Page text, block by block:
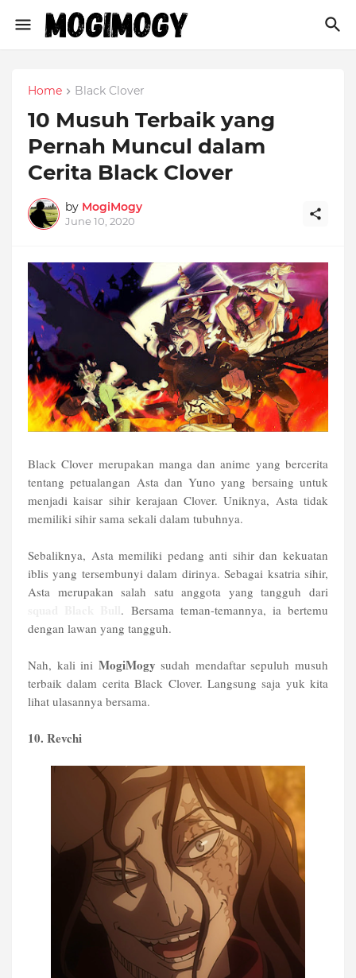
Home Black Clover
10 Musuh Terbaik yang
Pernah Muncul dalam
Cerita Black Clover
by MogiMogy
June 10, 2020
Black Clover merupakan manga dan anime yang bercerita
tentang petualangan Asta dan Yuno yang bersaing untuk
menjadi kaisar sihir kerajaan Clover. Uniknya, Asta tidak
memiliki sihir sama sekali dalam tubuhnya.
Sebaliknya, Asta memiliki pedang anti sihir dan kekuatan
iblis yang tersembunyi dalam dirinya. Sebagai ksatria sihir,
Asta merupakan salah satu anggota yang tangguh dari
. Bersama teman-temannya, ia bertemu
dengan lawan yang tangguh.
Nah, kali ini MogiMogysudah mendaftar sepuluh musuh
terbaik dalam cerita Black Clover. Langsung saja yuk kita
lihat ulasannya bersama.
10. Revchi